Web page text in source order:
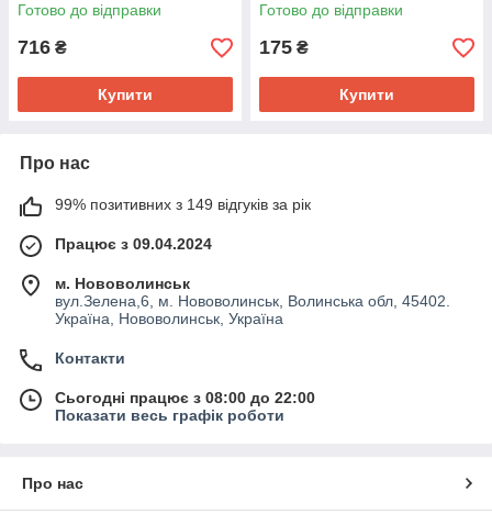
Готово до відправки
716 ₴
Купити
Готово до відправки
175 ₴
Купити
Про нас
99% позитивних з 149 відгуків за рік
Працює з 09.04.2024
м. Нововолинськ
вул.Зелена,6, м. Нововолинськ, Волинська обл, 45402.
Україна, Нововолинськ, Україна
Контакти
Сьогодні працює з 08:00 до 22:00
Показати весь графік роботи
Про нас